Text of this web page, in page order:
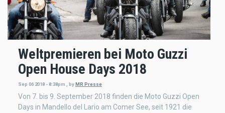
Weltpremieren bei Moto Guzzi
Open House Days 2018
Sep 06 2018 - 8:38pm byMR Presse
Von 7. bis 9. September 2018 finden die Moto Guzzi Open
Days in Mandello del Lario am Comer See, seit 1921 die